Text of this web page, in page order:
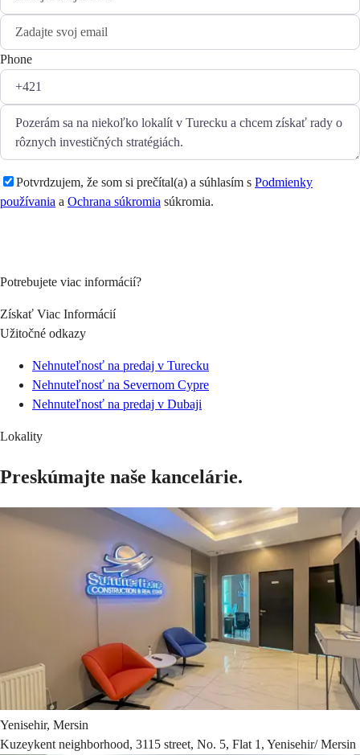
Phone
Potvrdzujem, že som si prečítal(a) a súhlasím s Podmienky
používania a Ochrana súkromia súkromia.
Potrebujete viac informácií?
Získať Viac Informácií
Užitočné odkazy
Nehnuteľnosť na predaj v Turecku
Nehnuteľnosť na Severnom Cypre
Nehnuteľnosť na predaj v Dubaji
Lokality
Preskúmajte naše kancelárie.
Yenisehir, Mersin
Kuzeykent neighborhood, 3115 street, No. 5, Flat 1, Yenisehir/ Mersin